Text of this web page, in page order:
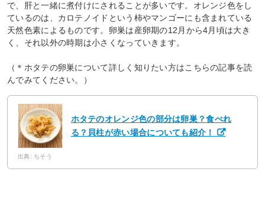
で、肝と一緒に煮付けにされることが多いです。オレンジ色をし
ているのは、カロテノイドという柿やマンゴーにも含まれている
天然色素によるものです。卵巣は産卵期の12月から4月頃は大き
く、それ以外の時期は小さくなっていきます。
（＊ホタテの卵巣について詳しく知りたい方はこちらの記事を読
んでみてください。）
ホタテのオレンジ色の部分は卵巣？食べれ
る？貝柱が赤い場合についても紹介！
出典: ちそう